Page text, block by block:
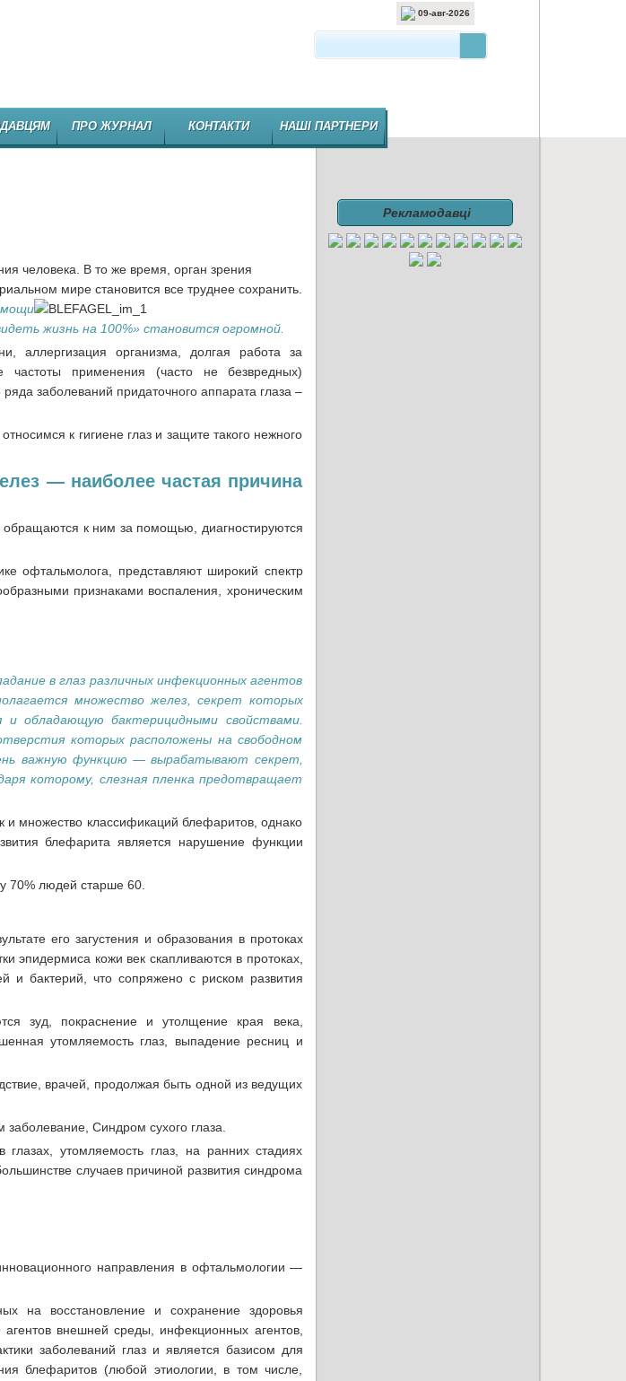
09-авг-2026
ПРО ЖУРНАЛ КОНТАКТИ НАШІ ПАРТНЕРИ
человека. В то же время, орган зрения
мире становится все труднее сохранить.
жизнь на 100%» становится огромной.
аллергизация организма, долгая работа за
частоты применения (часто не безвредных)
заболеваний придаточного аппарата глаза –
к гигиене глаз и защите такого нежного
— наиболее частая причина
обращаются к ним за помощью, диагностируются
офтальмолога, представляют широкий спектр
признаками воспаления, хроническим
в глаз различных инфекционных агентов
множество желез, секрет которых
обладающую бактерицидными свойствами.
которых расположены на свободном
важную функцию — вырабатывают секрет,
которому, слезная пленка предотвращает
множество классификаций блефаритов, однако
блефарита является нарушение функции
70% людей старше 60.
его загустения и образования в протоках
эпидермиса кожи век скапливаются в протоках,
и бактерий, что сопряжено с риском развития
зуд, покраснение и утолщение края века,
утомляемость глаз, выпадение ресниц и
врачей, продолжая быть одной из ведущих
Синдром сухого глаза.
утомляемость глаз, на ранних стадиях
случаев причиной развития синдрома
направления в офтальмологии —
на восстановление и сохранение здоровья
агентов внешней среды, инфекционных агентов,
заболеваний глаз и является базисом для
блефаритов (любой этиологии, в том числе,
Рекламодавці